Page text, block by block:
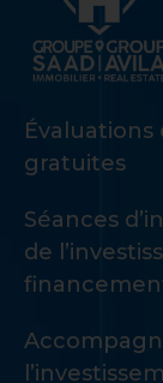
Évaluations
gratuites
Séances
de